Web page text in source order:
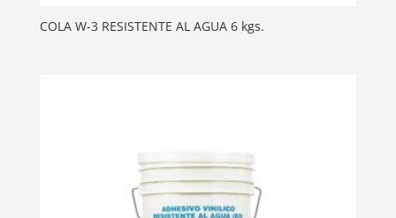
COLA W-3 RESISTENTE AL AGUA 6 kgs.